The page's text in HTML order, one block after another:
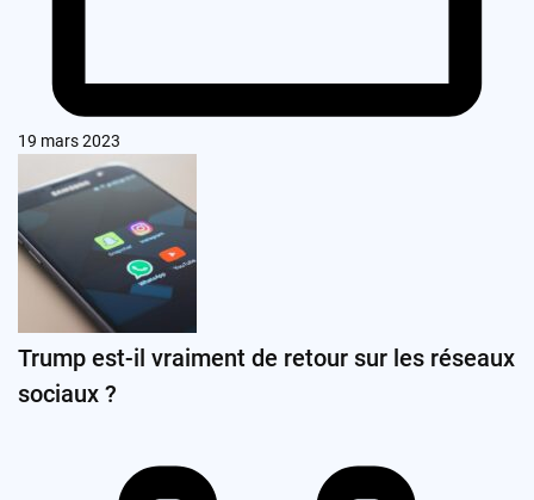
19 mars 2023
Trump est-il vraiment de retour sur les réseaux
sociaux ?